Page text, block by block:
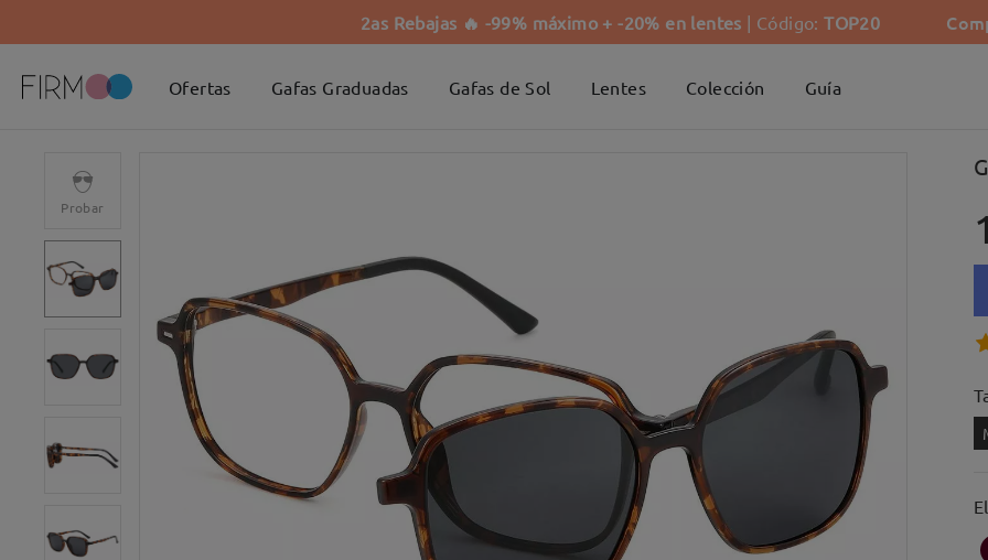
2as Rebajas 🔥 -99% máximo + -20% en lentes | Código:TOP20
Ofertas Gafas Graduadas Gafas de Sol Lentes Colección Guía
Probar